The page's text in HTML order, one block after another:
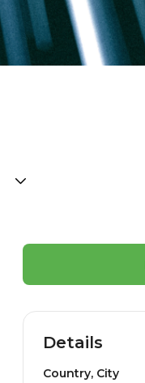
Details
Country, City